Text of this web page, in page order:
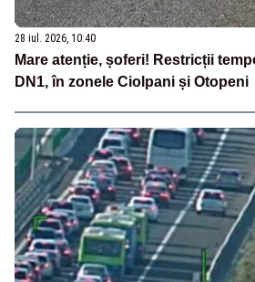
28 iul. 2026, 10:40
Mare atenție, șoferi! Restricții
DN1, în zonele Ciolpani și Otopeni